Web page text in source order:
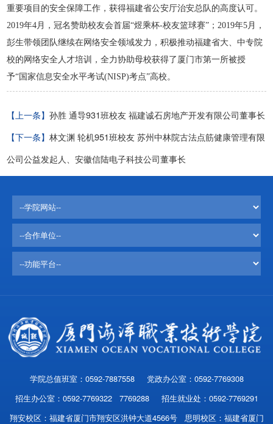
重要项目的安全保障工作，获得福建省公安厅治安总队的高度认可。
2019年4月，冠名赞助校友会首届“煜乘杯-校友篮球赛” ； 2019年5月，
彭生带领团队继续在网络安全领域发力，积极推动福建省大、中专院
校的网络安全人才培训，全力协助母校获得了厦门市第一所被授
予“国家信息安全水平考试(NISP)考点”高校。
【上一条】孙胜 通导931班校友 福建诚石房地产开发有限公司董事长
【下一条】林文渊 轮机951班校友 苏州中林院古法点筋健康管理有限
公司公益发起人、安徽信陆电子科技公司董事长
学院总值班室：0592-7887558 党政办公室：0592-7769308
招生办公室：0592-7769322 7769288 招生就业处：0592-7769291
翔安校区：福建省厦门市翔安区洪钟大道4566号 思明校区：福建省厦门